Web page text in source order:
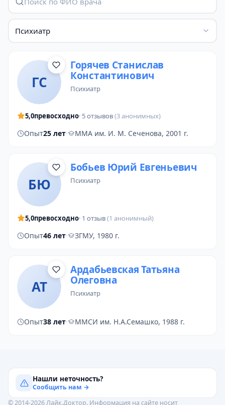
Психиатр
ГС
Горячев Станислав
Константинович
психиатр
5,0превосходно· 5 отзывов(3 анонимных)
Опыт25 лет· ММА им. И. М. Сеченова, 2001 г.
БЮ
Бобьев Юрий Евгеньевич
психиатр
5,0превосходно· 1 отзыв(1 анонимный)
Опыт46 лет· ЗГМУ, 1980 г.
АТ
Ардабьевская Татьяна
Олеговна
психиатр
Опыт38 лет· ММСИ им. Н.А.Семашко, 1988 г.
Нашли неточность?
Сообщить нам →
© 2014-2026 Лайк.Доктор. Информация на сайте носит